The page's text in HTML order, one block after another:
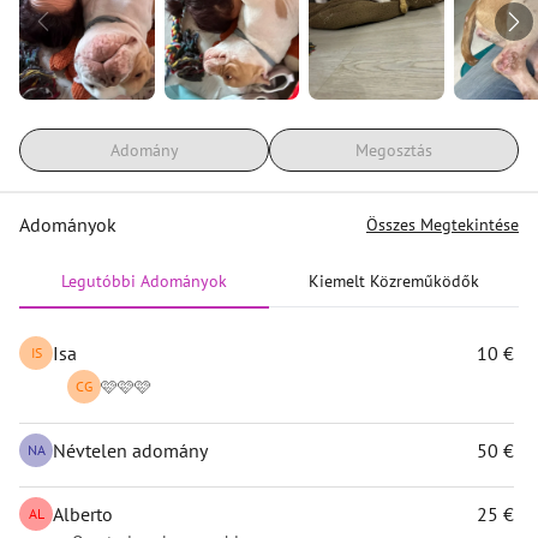
hacerle(adjuntada).
Agradezco vuestro tiempo y solidaridad. (Opción Paypal y
Bizum)
Ale
"
Adomány Megosztás
Adományok Összes Megtekintése
Legutóbbi Adományok Kiemelt Közreműködők
IS Isa 10 €
CG 🩷🩷🩷
NA Névtelen adomány 50 €
AL Alberto 25 €